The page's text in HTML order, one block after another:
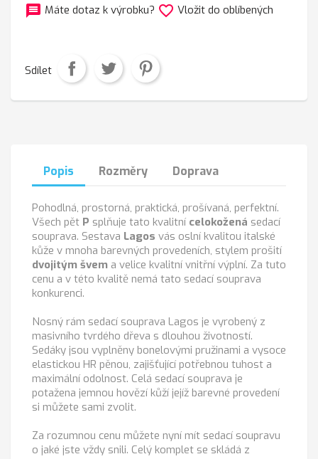
message Máte dotaz k výrobku? favorite_border Vložit do oblíbených
Sdílet
Popis Rozměry Doprava
Pohodlná, prostorná, praktická, prošívaná, perfektní.
Všech pět P splňuje tato kvalitní celokožená sedací
souprava. Sestava Lagos vás oslní kvalitou italské
kůže v mnoha barevných provedeních, stylem prošití
dvojitým švem a velice kvalitní vnitřní výplní. Za tuto
cenu a v této kvalitě nemá tato sedací souprava
konkurenci.
Nosný rám sedací souprava Lagos je vyrobený z
masivního tvrdého dřeva s dlouhou životností.
Sedáky jsou vyplněny bonelovými pružinami a vysoce
elastickou HR pěnou, zajišťující potřebnou tuhost a
maximální odolnost. Celá sedací souprava je
potažena jemnou hovězí kůží jejíž barevné provedení
si můžete sami zvolit.
Za rozumnou cenu můžete nyní mít sedací soupravu
o jaké jste vždy snili. Celý komplet se skládá z